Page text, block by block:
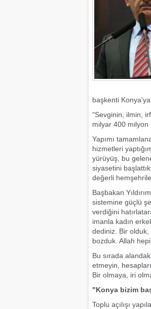
başkenti
"Sevginin, ilmin,
milyar 400 milyon
Yapımı
hizmetleri
yürüyüş, bu
siyasetini
değerli
Başbakan
sistemine güçlü
verdiğini
imanla kadın
dediniz. Bir olduk,
bozduk. Allah
Bu sırada
etmeyin,
Bir olmaya, iri
"Konya bizim
Toplu açılışı